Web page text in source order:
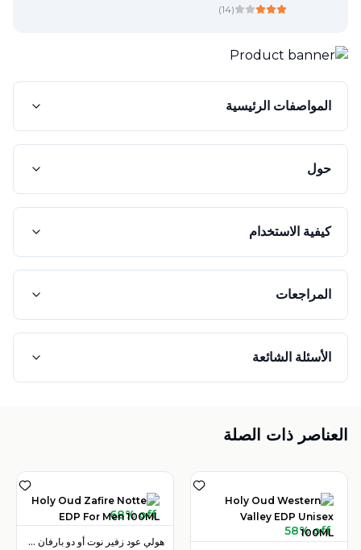
(
14
)
المواصفات الرئيسية
حول
كيفية الاستخدام
المراجعات
الأسئلة الشائعة
العناصر ذات الصلة
68% off
هولي عود زفير نوت أو دو بارفان 100 مل للرجال
58% off